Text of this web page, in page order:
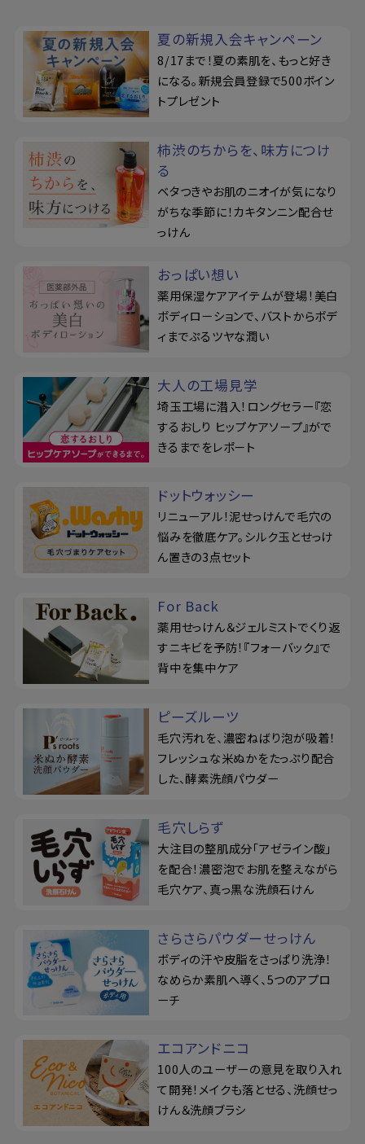
夏の新規入会キャンペーン
8/17まで！夏の素肌を、もっと好き
になる。新規会員登録で500ポイン
トプレゼント
柿渋のちからを、味方につけ
る
ベタつきやお肌のニオイが気になり
がちな季節に！カキタンニン配合せ
っけん
おっぱい想い
薬用保湿ケアアイテムが登場！美白
ボディローションで、バストからボデ
ィまでぷるツヤな潤い
大人の工場見学
埼玉工場に潜入！ロングセラー『恋
するおしり ヒップケアソープ』がで
きるまでをレポート
ドットウォッシー
リニューアル！泥せっけんで毛穴の
悩みを徹底ケア。シルク玉とせっけ
ん置きの3点セット
For Back
薬用せっけん＆ジェルミストでくり返
すニキビを予防！『フォーバック』で
背中を集中ケア
ピーズルーツ
毛穴汚れを、濃密ねばり泡が吸着！
フレッシュな米ぬかをたっぷり配合
した、酵素洗顔パウダー
毛穴しらず
大注目の整肌成分「アゼライン酸」
を配合！濃密泡でお肌を整えながら
毛穴ケア、真っ黒な洗顔石けん
さらさらパウダーせっけん
ボディの汗や皮脂をさっぱり洗浄！
なめらか素肌へ導く、5つのアプロ
ーチ
エコアンドニコ
100人のユーザーの意見を取り入れ
て開発！メイクも落とせる、洗顔せっ
けん＆洗顔ブラシ